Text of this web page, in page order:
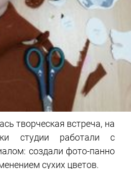
творческая встреча, на
студии работали с
создали фото-панно
сухих цветов.